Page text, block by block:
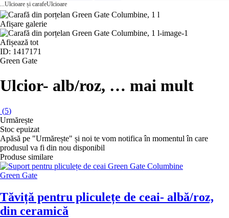
...Ulcioare și carafeUlcioare
Afișare galerie
Afișează tot
ID: 1417171
Green Gate
Ulcior- alb/roz, … mai mult
(5)
Urmărește
Stoc epuizat
Apăsă pe "Urmărește" și noi te vom notifica în momentul în care
produsul va fi din nou disponibil
Produse similare
Green Gate
Tăviță pentru pliculețe de ceai- albă/roz,
din ceramică